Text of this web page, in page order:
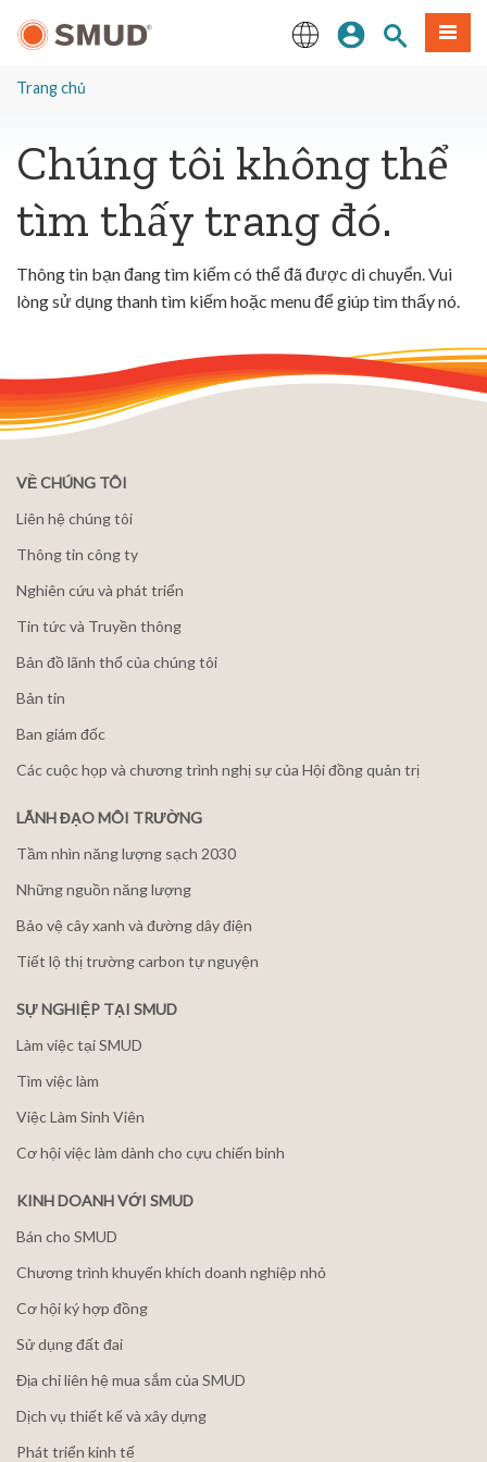
đến
dung
Đăng nhập
Tìm trangThực
Trang chủ
Chúng tôi không thể
tìm thấy trang đó.
Thông tin bạn đang tìm kiếm có thể đã được di chuyển. Vui
lòng sử dụng thanh tìm kiếm hoặc menu để giúp tìm thấy nó.
VỀ CHÚNG TÔI
Liên hệ chúng tôi
Thông tin công ty
Nghiên cứu và phát triển
Tin tức và Truyền thông
Bản đồ lãnh thổ của chúng tôi
Bản tin
Ban giám đốc
Các cuộc họp và chương trình nghị sự của Hội đồng quản trị
LÃNH ĐẠO MÔI TRƯỜNG
Tầm nhìn năng lượng sạch 2030
Những nguồn năng lượng
Bảo vệ cây xanh và đường dây điện
Tiết lộ thị trường carbon tự nguyện
SỰ NGHIỆP TẠI SMUD
Làm việc tại SMUD
Tìm việc làm
Việc Làm Sinh Viên
Cơ hội việc làm dành cho cựu chiến binh
KINH DOANH VỚI SMUD
Bán cho SMUD
Chương trình khuyến khích doanh nghiệp nhỏ
Cơ hội ký hợp đồng
Sử dụng đất đai
Địa chỉ liên hệ mua sắm của SMUD
Dịch vụ thiết kế và xây dựng
Phát triển kinh tế